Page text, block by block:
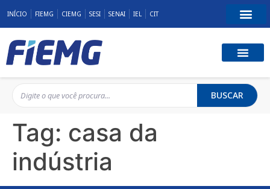
INÍCIO FIEMG CIEMG SESI SENAI IEL CIT
BUSCAR
Tag: casa da
indústria